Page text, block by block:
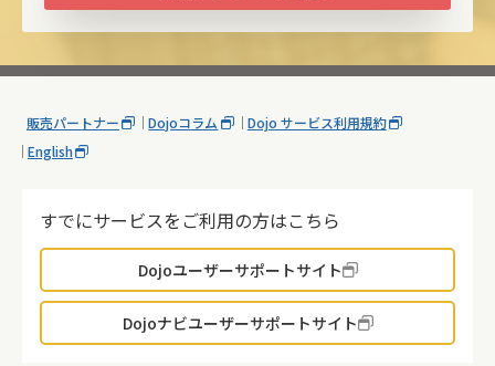
販売パートナー Dojoコラム
Dojo サービス利用規約
English
すでにサービスをご利用の方はこちら
Dojoユーザーサポートサイト
Dojoナビユーザーサポートサイト